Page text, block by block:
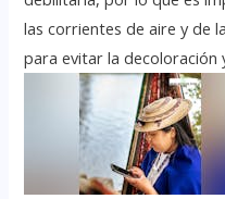
las corrientes de aire y de
para evitar la decoloración